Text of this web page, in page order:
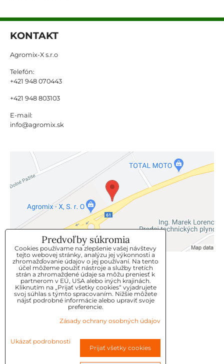
KONTAKT
Agromix-X s.r.o
Telefón:
+421 948 070443
+421 948 803103
E-mail:
info@agromix.sk
KLIENTSKÝ SERVIS
GDPR
KONTAKT
OBJEDNÁVKY
OBCHODNE-PODMIENKY
Predvoľby súkromia
Cookies používame na zlepšenie vašej návštevy
tejto webovej stránky, analýzu jej výkonnosti a
zhromažďovanie údajov o jej používaní. Na tento
účel môžeme použiť nástroje a služby tretích
strán a zhromaždené údaje sa môžu preniesť k
partnerom v EÚ, USA alebo iných krajinách.
Kliknutím na „Prijať všetky cookies“ vyjadrujete
svoj súhlas s týmto spracovaním. Nižšie môžete
nájsť podrobné informácie alebo upraviť svoje
preferencie.
Zásady ochrany osobných údajov
Ukázať podrobnosti
Prijať všetky cookies